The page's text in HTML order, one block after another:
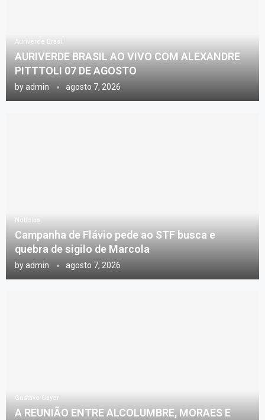
Auriverde Brasil
AURIVERDE BRASIL AO VIVO COM ALEXANDRE
PITTTOLI 07 DE AGOSTO
by admin agosto 7, 2026
Notícias
Campanha de Flávio pede ao STF busca e
quebra de sigilo de Marcola
by admin agosto 7, 2026
Gustavo Gayer
A REUNIÃO ENTRE ALCOLUMBRE, MORAES E